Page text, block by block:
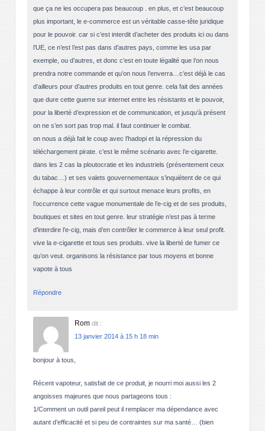
que ça ne les occupera pas beaucoup . en plus, et c’est beaucoup
plus important, le e-commerce est un véritable casse-tête juridique
pour le pouvoir. car si c’est interdit d’acheter des produits ici ou dans
l’UE, ce n’est l’est pas dans d’autres pays, comme les usa par
exemple, ou d’autres, et donc c’est en toute légalité que l’on nous
prendra notre commande et qu’on nous l’enverra…c’est déjà le cas
d’ailleurs pour d’autres produits en tout genre. cela fait des années
que dure cette guerre sur internet entre les résistants et le pouvoir,
pour la liberté d’expression et de communication, et jusqu’à présent
on ne s’en sort pas trop mal. il faut continuer le combat.
on nous a déjà fait le coup avec l’hadopi et la répression du
téléchargement pirate. c’est le même scénario avec l’e-cigarette.
dans les 2 cas la ploutocratie et les industriels (présentement ceux
du tabac…) et ses valets gouvernementaux s’inquiètent de ce qui
échappe à leur contrôle et qui surtout menace leurs profits, en
l’occurrence cette vague monumentale de l’e-cig et de ses produits,
boutiques et sites en tout genre. leur stratégie n’est pas à terme
d’interdire l’e-cig, mais d’en contrôler le commerce à leur seul profit.
vive la e-cigarette et tous ses produits. vive la liberté de fumer ce
qu’on veut. organisons la résistance par tous moyens et bonne
vapote à tous
Répondre
Rom dit :
13 janvier 2014 à 15 h 18 min
bonjour à tous,
Récent vapoteur, satisfait de ce produit, je nourri moi aussi les 2
angoisses majeures que nous partageons tous :
1/Comment un outil pareil peut il remplacer ma dépendance avec
autant d’efficacité et si peu de contraintes sur ma santé… (bien